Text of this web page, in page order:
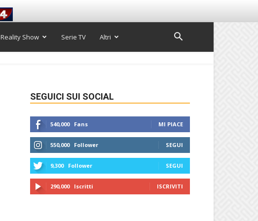
Reality Show Serie TV Altri
SEGUICI SUI SOCIAL
540,000 Fans MI PIACE
550,000 Follower SEGUI
9,300 Follower SEGUI
290,000 Iscritti ISCRIVITI